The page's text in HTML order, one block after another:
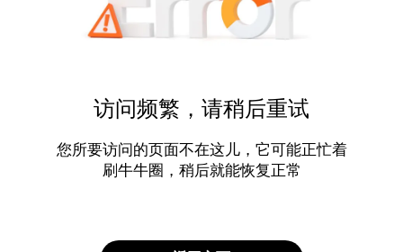
访问频繁，请稍后重试
您所要访问的页面不在这儿，它可能正忙着
刷牛牛圈，稍后就能恢复正常